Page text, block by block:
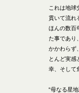
これは地球
貫いて流れ
ほんの数百
た事であり
かかわらず
とんど実感
幸、そして
“母なる星